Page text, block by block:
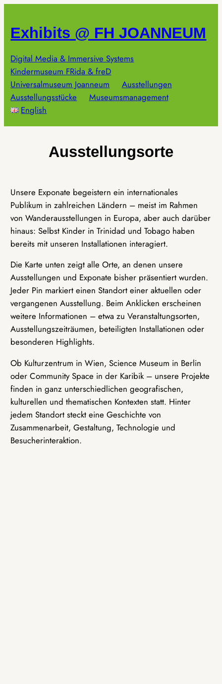
springen
Exhibits @ FH JOANNEUM
Digital Media & Immersive Systems
Kindermuseum FRida & freD
Universalmuseum Joanneum
Ausstellungen
Ausstellungsstücke
Museumsmanagement
English
Ausstellungsorte
Unsere Exponate begeistern ein internationales
Publikum in zahlreichen Ländern – meist im Rahmen
von Wanderausstellungen in Europa, aber auch darüber
hinaus: Selbst Kinder in Trinidad und Tobago haben
bereits mit unseren Installationen interagiert.
Die Karte unten zeigt alle Orte, an denen unsere
Ausstellungen und Exponate bisher präsentiert wurden.
Jeder Pin markiert einen Standort einer aktuellen oder
vergangenen Ausstellung. Beim Anklicken erscheinen
weitere Informationen – etwa zu Veranstaltungsorten,
Ausstellungszeiträumen, beteiligten Installationen oder
besonderen Highlights.
Ob Kulturzentrum in Wien, Science Museum in Berlin
oder Community Space in der Karibik – unsere Projekte
finden in ganz unterschiedlichen geografischen,
kulturellen und thematischen Kontexten statt. Hinter
jedem Standort steckt eine Geschichte von
Zusammenarbeit, Gestaltung, Technologie und
Besucherinteraktion.